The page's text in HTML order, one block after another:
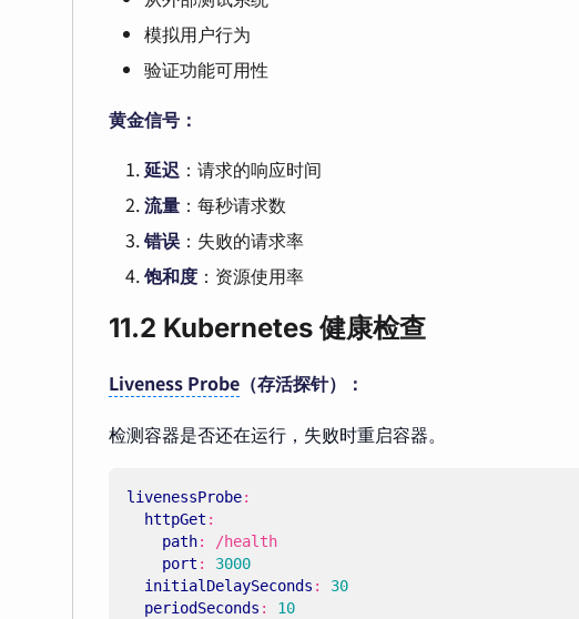
模拟用户行为
验证功能可用性
黄金信号：
延迟 ：请求的响应时间
流量 ：每秒请求数
错误 ：失败的请求率
饱和度 ：资源使用率
11.2 Kubernetes 健康检查
Liveness Probe （存活探针）：
检测容器是否还在运行，失败时重启容器。
livenessProbe:
httpGet :
path:
/health
port :
3000
initialDelaySeconds :
30
periodSeconds :
10